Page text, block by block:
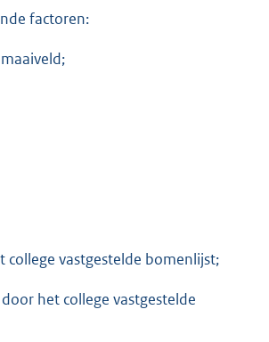
factoren:
vastgestelde bomenlijst;
het college vastgestelde